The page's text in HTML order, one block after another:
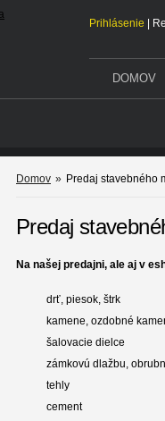
Prihlásenie
DOMOV
Domov » Predaj stavebného
Predaj
Na našej predajni, ale aj v
drť, piesok, štrk
kamene, ozdobné
šalovacie dielce
zámkovú dlažbu,
tehly
cement